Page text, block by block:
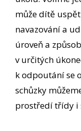
může dítě
navazování a
úroveň a
v určitých
k odpoutání se
schůzky
prostředí třídy i